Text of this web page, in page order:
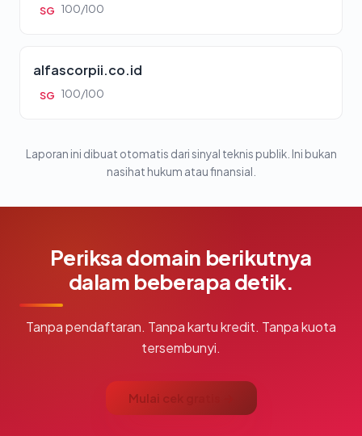
SG 100/100
alfascorpii.co.id
SG 100/100
Laporan ini dibuat otomatis dari sinyal teknis publik. Ini bukan
nasihat hukum atau finansial.
Periksa domain berikutnya
dalam beberapa detik.
Tanpa pendaftaran. Tanpa kartu kredit. Tanpa kuota
tersembunyi.
Mulai cek gratis →